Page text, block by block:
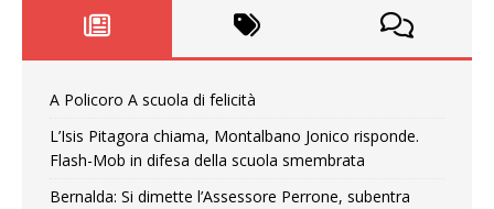
A Policoro A scuola di felicità
L’Isis Pitagora chiama, Montalbano Jonico risponde.
Flash-Mob in difesa della scuola smembrata
Bernalda: Si dimette l’Assessore Perrone, subentra